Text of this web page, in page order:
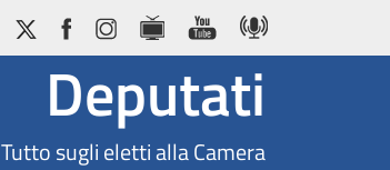
Deputati
Tutto sugli eletti alla Camera